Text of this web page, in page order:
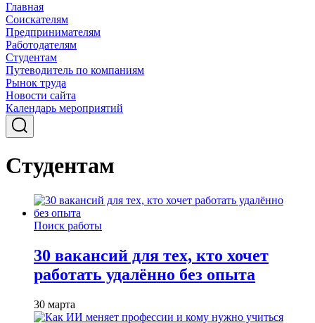
Главная
Соискателям
Предпринимателям
Работодателям
Студентам
Путеводитель по компаниям
Рынок труда
Новости сайта
Календарь мероприятий
Студентам
Поиск работы
30 вакансий для тех, кто хочет
работать удалённо без опыта
30 марта